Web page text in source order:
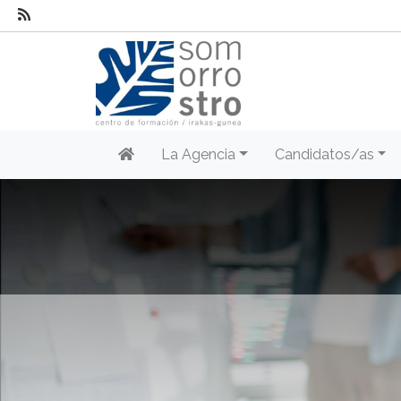
La Agencia Candidatos/as